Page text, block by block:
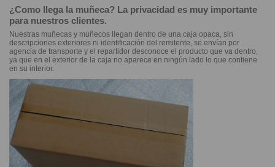
¿Como llega la muñeca? La privacidad es muy importante
para nuestros clientes.
Nuestras muñecas y muñecos llegan dentro de una caja opaca, sin
descripciones exteriores ni identificación del remitente, se envían por
agencia de transporte y el repartidor desconoce el producto que va dentro,
ya que en el exterior de la caja no aparece en ningún lado lo que contiene
en su interior.